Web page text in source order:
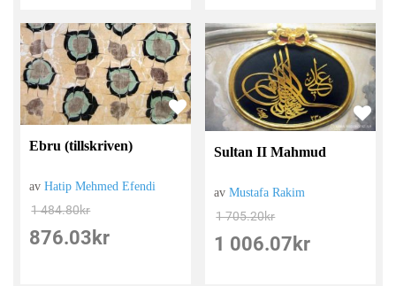
Ebru (tillskriven)
avHatip Mehmed Efendi
1 484.80kr
876.03 kr
Sultan II Mahmud
avMustafa Rakim
1 705.20kr
1 006.07 kr